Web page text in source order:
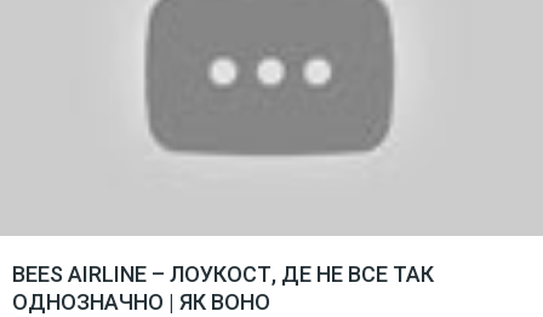
BEES AIRLINE – ЛОУКОСТ, ДЕ НЕ ВСЕ ТАК
ОДНОЗНАЧНО | ЯК ВОНО